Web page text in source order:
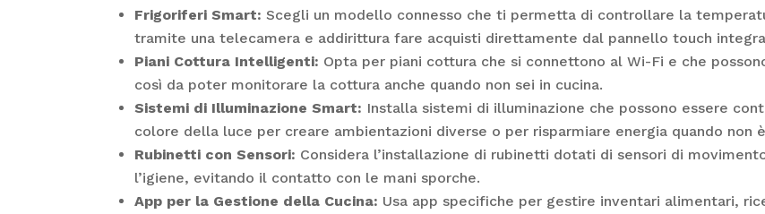
Frigoriferi Smart: Scegli un modello connesso che ti permetta di controllare la
tramite una telecamera e addirittura fare acquisti direttamente dal pannello touch
Piani Cottura Intelligenti: Opta per piani cottura che si connettono al Wi-Fi e che
così da poter monitorare la cottura anche quando non sei in cucina.
Sistemi di Illuminazione Smart: Installa sistemi di illuminazione che possono essere
colore della luce per creare ambientazioni diverse o per risparmiare energia quando non
Rubinetti con Sensori: Considera l’installazione di rubinetti dotati di sensori di
l’igiene, evitando il contatto con le mani sporche.
App per la Gestione della Cucina: Usa app specifiche per gestire inventari alimentari,